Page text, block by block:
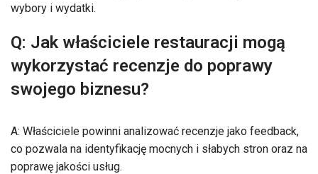
wybory i wydatki.
Q: Jak właściciele restauracji mogą
wykorzystać recenzje do poprawy
swojego biznesu?
A: Właściciele powinni analizować recenzje jako feedback,
co pozwala na identyfikację mocnych i słabych stron oraz na
poprawę jakości usług.